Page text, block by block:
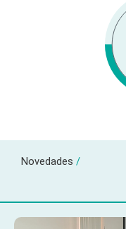
Novedades /